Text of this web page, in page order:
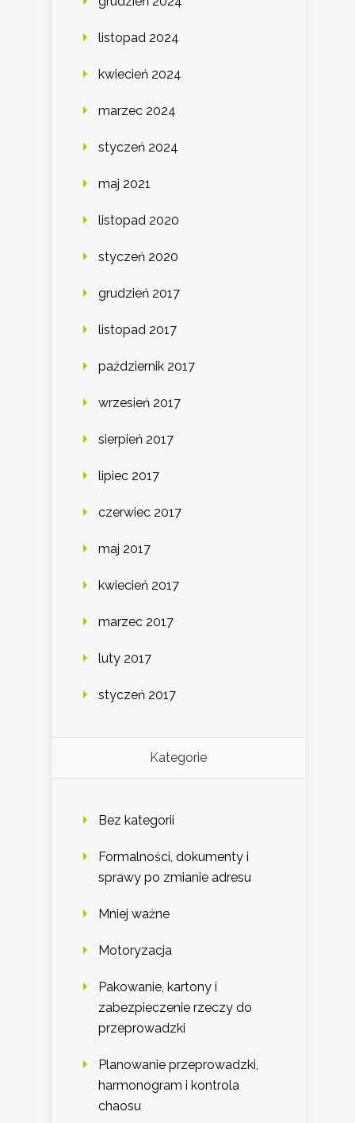
listopad 2024
kwiecień 2024
marzec 2024
styczeń 2024
maj 2021
listopad 2020
styczeń 2020
grudzień 2017
listopad 2017
październik 2017
wrzesień 2017
sierpień 2017
lipiec 2017
czerwiec 2017
maj 2017
kwiecień 2017
marzec 2017
luty 2017
styczeń 2017
Kategorie
Bez kategorii
Formalności, dokumenty i
sprawy po zmianie adresu
Mniej ważne
Motoryzacja
Pakowanie, kartony i
zabezpieczenie rzeczy do
przeprowadzki
Planowanie przeprowadzki,
harmonogram i kontrola
chaosu